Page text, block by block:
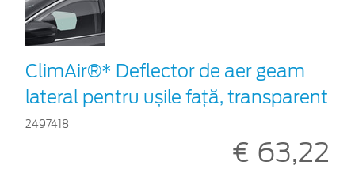
ClimAir®* Deflector de aer geam
lateral pentru ușile față, transparent
2497418
€ 63,22